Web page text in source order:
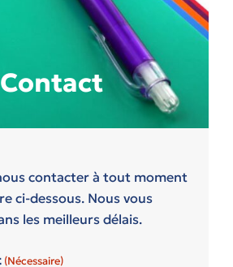
Contact
contacter à tout moment
ci-dessous. Nous vous
les meilleurs délais.
(Nécessaire)